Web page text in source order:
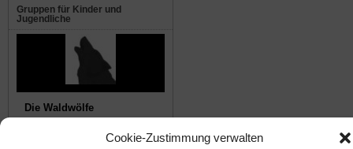
Cookie-Zustimmung verwalten
Gruppen für Kinder und
Jugendliche
Die Waldwölfe